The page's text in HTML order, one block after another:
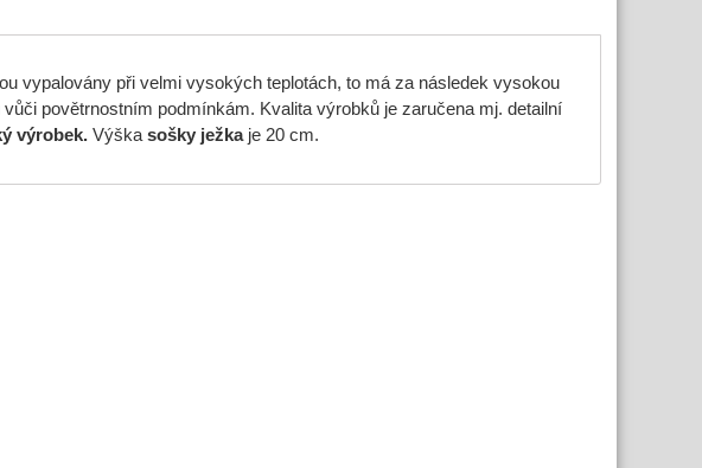
vypalovány při velmi vysokých teplotách, to má za následek vysokou
povětrnostním podmínkám. Kvalita výrobků je zaručena mj. detailní
výrobek.Výškasošky ježkaje 20 cm.